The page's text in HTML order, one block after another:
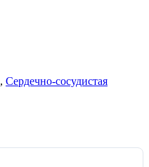
, Сердечно-сосудистая